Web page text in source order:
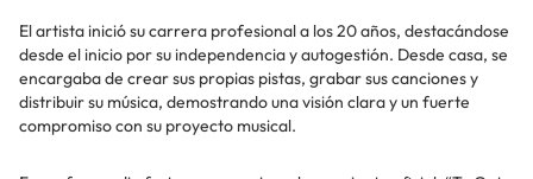
El artista inició su carrera profesional a los 20 años, destacándose
desde el inicio por su independencia y autogestión. Desde casa, se
encargaba de crear sus propias pistas, grabar sus canciones y
distribuir su música, demostrando una visión clara y un fuerte
compromiso con su proyecto musical.